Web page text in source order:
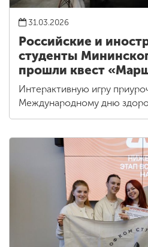
31.03.2026
Российские и
студенты
прошли квест
Интерактивную игру
Международному дню